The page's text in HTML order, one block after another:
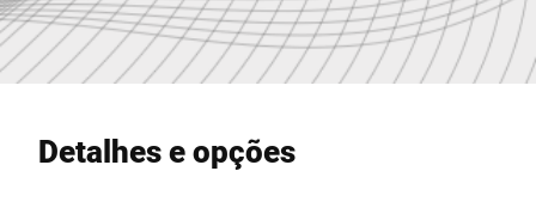
Detalhes e opções